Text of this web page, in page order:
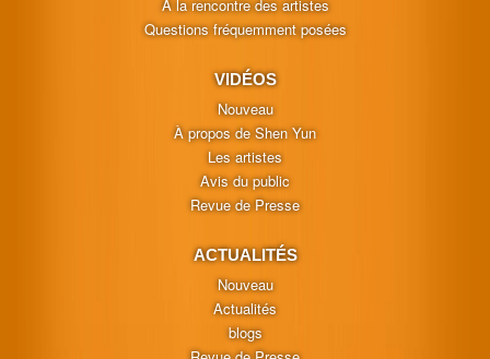
À la rencontre des artistes
Questions fréquemment posées
VIDÉOS
Nouveau
À propos de Shen Yun
Les artistes
Avis du public
Revue de Presse
ACTUALITÉS
Nouveau
Actualités
blogs